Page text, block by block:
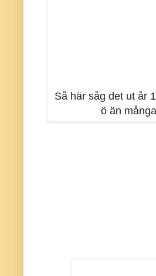
Så här såg det ut år
ö än